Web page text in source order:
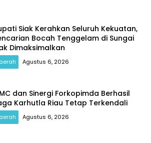
Siak Kerahkan Seluruh Kekuatan,
Bocah Tenggelam di Sungai
Dimaksimalkan
Agustus 6, 2026
dan Sinergi Forkopimda Berhasil
Karhutla Riau Tetap Terkendali
Agustus 6, 2026